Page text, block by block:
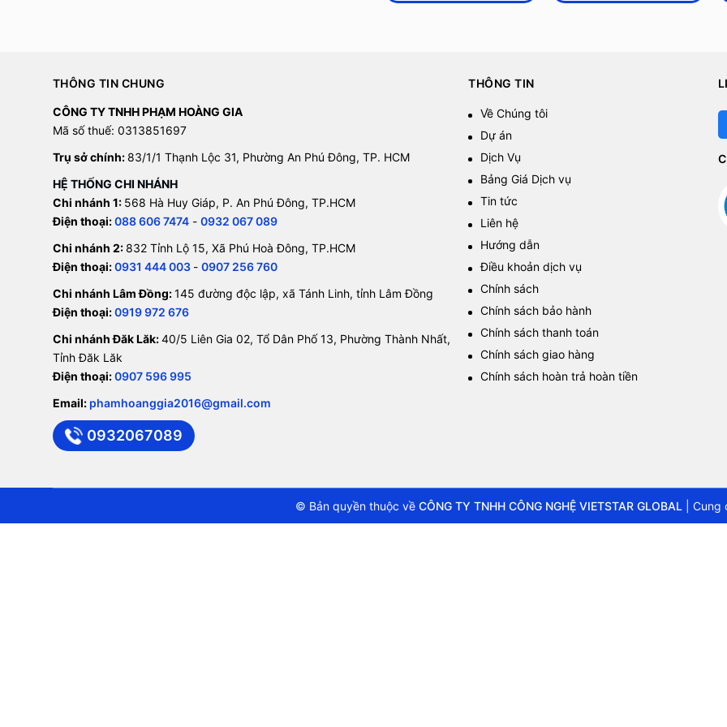
THÔNG TIN CHUNG
CÔNG TY TNHH PHẠM HOÀNG GIA
Mã số thuế: 0313851697
Trụ sở chính: 83/1/1 Thạnh Lộc 31, Phường An Phú Đông, TP. HCM
HỆ THỐNG CHI NHÁNH
Chi nhánh 1: 568 Hà Huy Giáp, P. An Phú Đông, TP.HCM
Điện thoại:088 606 7474- 0932 067 089
Chi nhánh 2: 832 Tỉnh Lộ 15, Xã Phú Hoà Đông, TP.HCM
Điện thoại:0931 444 003 - 0907 256 760
Chi nhánh Lâm Đồng:145 đường độc lập, xã Tánh Linh, tỉnh Lâm Đồng
Điện thoại:0919 972 676
Chi nhánh Đăk Lăk:40/5 Liên Gia 02, Tổ Dân Phố 13, Phường Thành Nhất,
Tỉnh Đăk Lăk
Điện thoại:0907 596 995
Email: phamhoanggia2016@gmail.com
0932067089
THÔNG TIN
Về Chúng tôi
Dự án
Dịch Vụ
Bảng Giá Dịch vụ
Tin tức
Liên hệ
Hướng dẫn
Điều khoản dịch vụ
Chính sách
Chính sách bảo hành
Chính sách thanh toán
Chính sách giao hàng
Chính sách hoàn trả hoàn tiền
© Bản quyền thuộc về CÔNG TY TNHH CÔNG NGHỆ VIETSTAR GLOBAL Cung